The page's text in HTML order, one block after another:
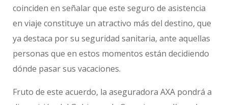
coinciden en señalar que este seguro de asistencia
en viaje constituye un atractivo más del destino, que
ya destaca por su seguridad sanitaria, ante aquellas
personas que en estos momentos están decidiendo
dónde pasar sus vacaciones.
Fruto de este acuerdo, la aseguradora AXA pondrá a